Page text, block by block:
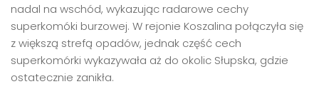
nadal na wschód, wykazując radarowe cechy
superkomóki burzowej. W rejonie Koszalina połączyła się
z większą strefą opadów, jednak część cech
superkomórki wykazywała aż do okolic Słupska, gdzie
ostatecznie zanikła.